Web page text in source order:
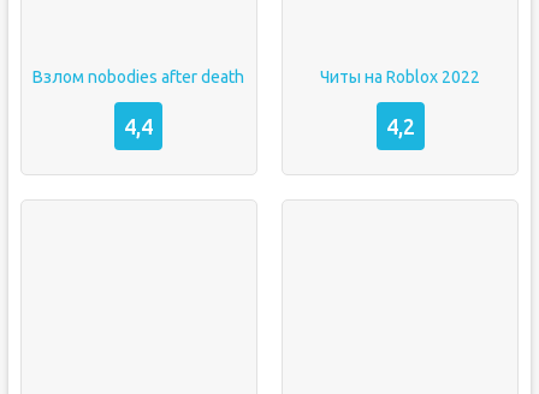
Взлом nobodies after death
4,4
Читы на Roblox 2022
4,2